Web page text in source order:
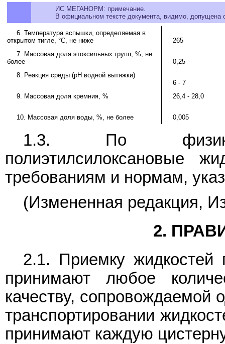
ИС МЕГАНОРМ: примечание.
В официальном тексте документа, видимо,
6. Температура вспышки, определяемая в
открытом тигле, °C, не ниже
265
7. Массовая доля этоксильных групп, %, не
более
0,25
8. Реакция среды (pH водной вытяжки)
6 - 7
9. Массовая доля кремния, %
26,4 - 28,0
10. Массовая доля воды, %, не более 0,005
1.3. По физико-
полиэтилсилоксановые
требованиям и нормам,
(Измененная редакция,
2.
2.1. Приемку жидкостей
принимают любое
качеству, сопровождаемой
транспортировании
принимают каждую